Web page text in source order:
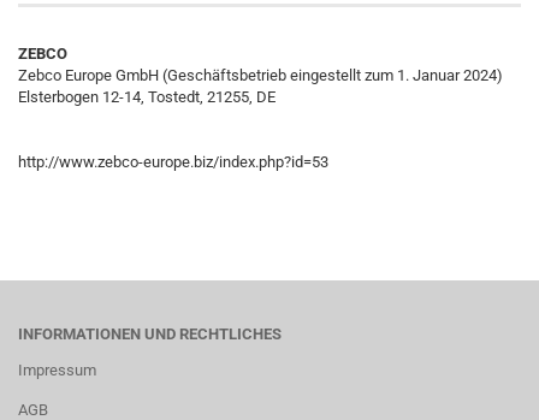
ZEBCO
Zebco Europe GmbH (Geschäftsbetrieb eingestellt zum 1. Januar 2024)
Elsterbogen 12-14, Tostedt, 21255, DE
http://www.zebco-europe.biz/index.php?id=53
INFORMATIONEN UND RECHTLICHES
Impressum
AGB